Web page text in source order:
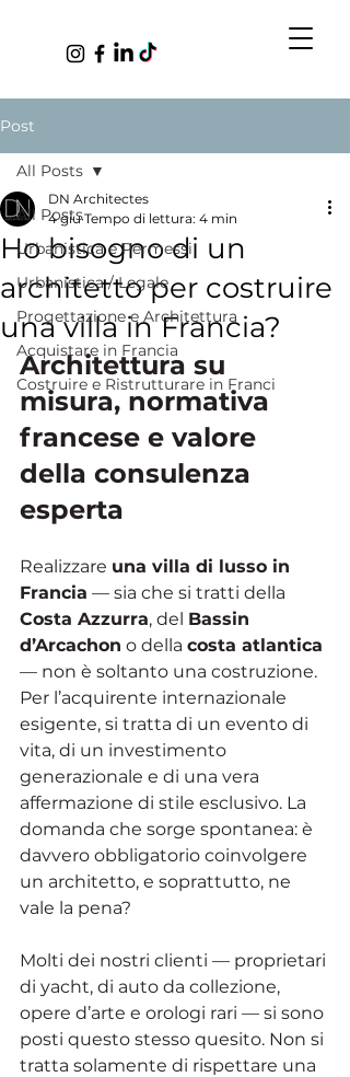
Post
All Posts
Urbanistica e Permessi
Urbanistica / Legale
Progettazione e Architettura
Acquistare in Francia
Costruire e Ristrutturare in Franci
All Posts
Ho bisogno di un
architetto per costruire
una villa in Francia?
DN Architectes
4 giu Tempo di lettura: 4 min
Architettura su
misura, normativa
francese e valore
della consulenza
esperta
Realizzare una villa di lusso in
Francia — sia che si tratti della
Costa Azzurra, del Bassin
d’Arcachon o della costa atlantica
— non è soltanto una costruzione.
Per l’acquirente internazionale
esigente, si tratta di un evento di
vita, di un investimento
generazionale e di una vera
affermazione di stile esclusivo. La
domanda che sorge spontanea: è
davvero obbligatorio coinvolgere
un architetto, e soprattutto, ne
vale la pena?
Molti dei nostri clienti — proprietari
di yacht, di auto da collezione,
opere d’arte e orologi rari — si sono
posti questo stesso quesito. Non si
tratta solamente di rispettare una